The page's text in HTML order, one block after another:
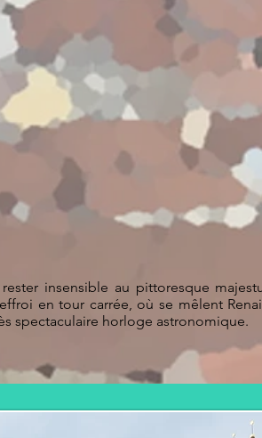
insensible au pittoresque
en tour carrée, où se mêlent
spectaculaire horloge astronomique.